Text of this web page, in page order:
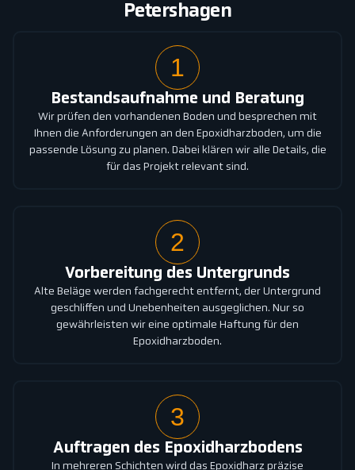
Petershagen
1
Bestandsaufnahme und Beratung
Wir prüfen den vorhandenen Boden und besprechen mit
Ihnen die Anforderungen an den Epoxidharzboden, um die
passende Lösung zu planen. Dabei klären wir alle Details, die
für das Projekt relevant sind.
2
Vorbereitung des Untergrunds
Alte Beläge werden fachgerecht entfernt, der Untergrund
geschliffen und Unebenheiten ausgeglichen. Nur so
gewährleisten wir eine optimale Haftung für den
Epoxidharzboden.
3
Auftragen des Epoxidharzbodens
In mehreren Schichten wird das Epoxidharz präzise